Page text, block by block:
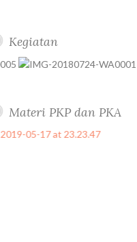
Kegiatan
Materi PKP dan PKA